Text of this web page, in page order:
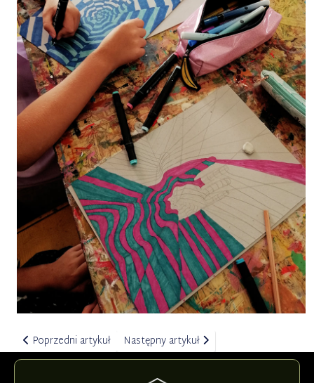
Poprzedni artykuł: WERNISAŻ "Bo 45 min w szkole to za mało"
Poprzedni artykuł Następny artykuł: Ferie artystyczne dla
Następny artykuł